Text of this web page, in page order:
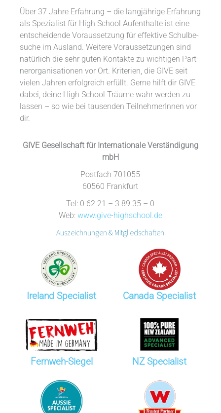
Über 37 Jahre Erfahrung – die lang­jäh­ri­ge Er­fah­rung
als Spe­zia­list für High School Auf­ent­hal­te ist ei­ne
ent­schei­den­de Vor­aus­set­zung für ef­fek­ti­ve Schul­be­
su­che im Aus­land. Wei­te­re Vor­aus­set­zun­gen sind
na­tür­lich die sehr gu­ten Kon­tak­te zu wich­ti­gen Part­
ner­or­ga­ni­sa­tio­nen vor Ort. Kri­te­ri­en, die GIVE seit
vie­len Jah­ren er­folg­reich er­fül­lt. Ger­ne hilft dir GIVE
da­bei, dei­ne High School Träu­me wahr wer­den zu
las­sen – so wie bei tau­sen­den Teil­nehmerInnen vor
dir.
GIVE Gesellschaft für Internationale Verständigung
mbH
Postfach 701055
60560 Frankfurt
Tel: 0 62 21 – 3 89 35 – 0
Web: www.give-highschool.de
Auszeichnungen & Mitgliedschaften
Ireland Specialist Canada Specialist
Fernweh-Siegel NZ Specialist